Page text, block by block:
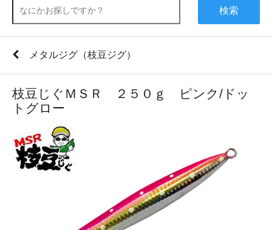
検索
メタルジグ（枝豆ジグ）
枝豆じぐＭＳＲ ２５０ｇ ピンク/ドッ
トグロー